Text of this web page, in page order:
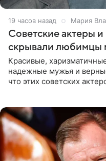
19 часов назад Мария
Советские актеры
скрывали любимцы
Красивые,
надежные мужья и
что этих советских